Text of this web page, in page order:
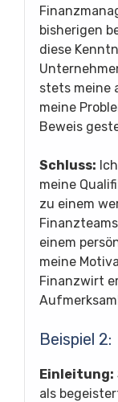
bisherigen
diese
stets meine
meine
Beweis
Schluss:
meine
zu einem
einem
meine
Finanzwirt
Beispiel 2:
Einleitung:
als